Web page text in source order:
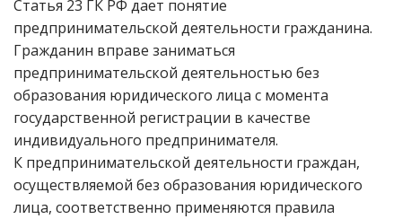
Статья 23 ГК РФ дает понятие
предпринимательской деятельности гражданина.
Гражданин вправе заниматься
предпринимательской деятельностью без
образования юридического лица с момента
государственной регистрации в качестве
индивидуального предпринимателя.
К предпринимательской деятельности граждан,
осуществляемой без образования юридического
лица, соответственно применяются правила